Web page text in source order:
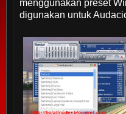
menggunakan preset
digunakan untuk